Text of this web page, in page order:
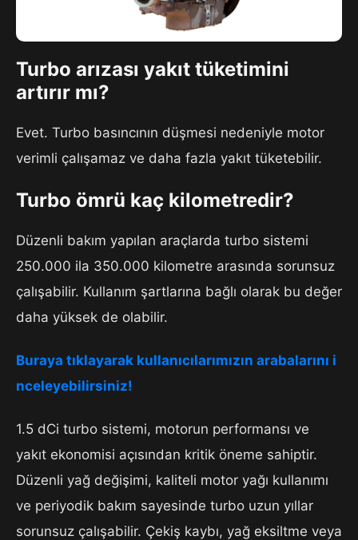
Turbo arızası yakıt tüketimini
artırır mı?
Evet. Turbo basıncının düşmesi nedeniyle motor
verimli çalışamaz ve daha fazla yakıt tüketebilir.
Turbo ömrü kaç kilometredir?
Düzenli bakım yapılan araçlarda turbo sistemi
250.000 ila 350.000 kilometre arasında sorunsuz
çalışabilir. Kullanım şartlarına bağlı olarak bu değer
daha yüksek de olabilir.
Buraya tıklayarak kullanıcılarımızın arabalarını i
nceleyebilirsiniz!
1.5 dCi turbo sistemi, motorun performansı ve
yakıt ekonomisi açısından kritik öneme sahiptir.
Düzenli yağ değişimi, kaliteli motor yağı kullanımı
ve periyodik bakım sayesinde turbo uzun yıllar
sorunsuz çalışabilir. Çekiş kaybı, yağ eksiltme veya